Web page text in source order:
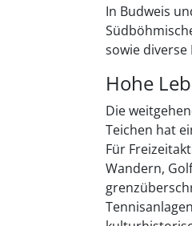
In Budweis
sowie
Hohe
Die
Teichen hat
Für
Wandern,